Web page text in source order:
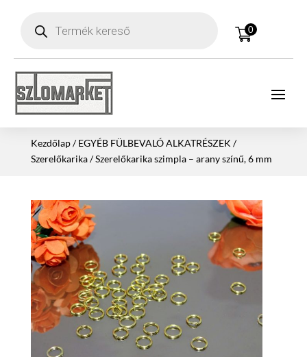
search
0
Kezdőlap/EGYÉB FÜLBEVALÓ ALKATRÉSZEK /
Szerelőkarika/ Szerelőkarika szimpla – arany színű, 6 mm